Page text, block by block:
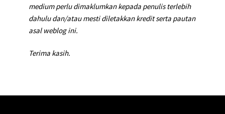
medium perlu dimaklumkan kepada penulis terlebih
dahulu dan/atau mesti diletakkan kredit serta pautan
asal weblog ini.
Terima kasih.